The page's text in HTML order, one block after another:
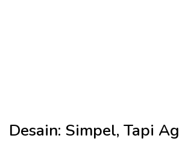
Desain: Simpel, Tapi